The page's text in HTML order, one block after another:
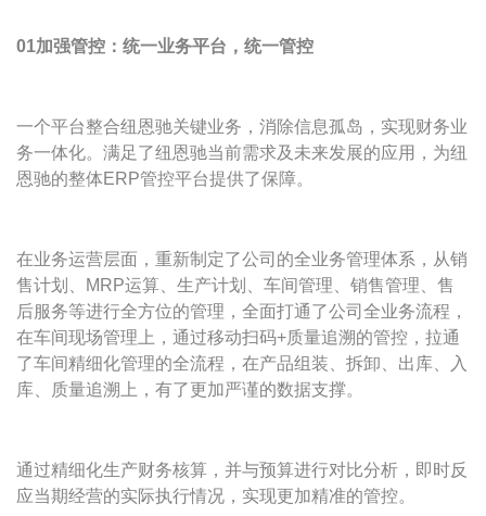
01加强管控：统一业务平台，统一管控
一个平台整合纽恩驰关键业务，消除信息孤岛，实现财务业
务一体化。满足了纽恩驰当前需求及未来发展的应用，为纽
恩驰的整体ERP管控平台提供了保障。
在业务运营层面，重新制定了公司的全业务管理体系，从销
售计划、MRP运算、生产计划、车间管理、销售管理、售
后服务等进行全方位的管理，全面打通了公司全业务流程，
在车间现场管理上，通过移动扫码+质量追溯的管控，拉通
了车间精细化管理的全流程，在产品组装、拆卸、出库、入
库、质量追溯上，有了更加严谨的数据支撑。
通过精细化生产财务核算，并与预算进行对比分析，即时反
应当期经营的实际执行情况，实现更加精准的管控。